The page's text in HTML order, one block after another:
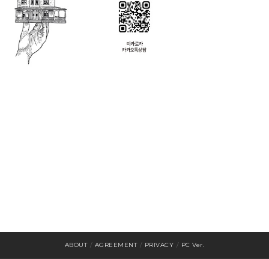
ABOUT / AGREEMENT / PRIVACY / PC Ver.